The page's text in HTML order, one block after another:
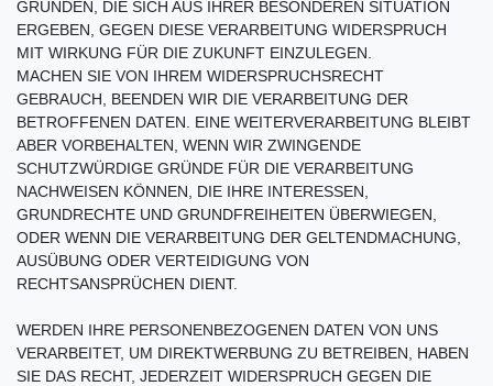
GRÜNDEN, DIE SICH AUS IHRER BESONDEREN SITUATION
ERGEBEN, GEGEN DIESE VERARBEITUNG WIDERSPRUCH
MIT WIRKUNG FÜR DIE ZUKUNFT EINZULEGEN.
MACHEN SIE VON IHREM WIDERSPRUCHSRECHT
GEBRAUCH, BEENDEN WIR DIE VERARBEITUNG DER
BETROFFENEN DATEN. EINE WEITERVERARBEITUNG BLEIBT
ABER VORBEHALTEN, WENN WIR ZWINGENDE
SCHUTZWÜRDIGE GRÜNDE FÜR DIE VERARBEITUNG
NACHWEISEN KÖNNEN, DIE IHRE INTERESSEN,
GRUNDRECHTE UND GRUNDFREIHEITEN ÜBERWIEGEN,
ODER WENN DIE VERARBEITUNG DER GELTENDMACHUNG,
AUSÜBUNG ODER VERTEIDIGUNG VON
RECHTSANSPRÜCHEN DIENT.
WERDEN IHRE PERSONENBEZOGENEN DATEN VON UNS
VERARBEITET, UM DIREKTWERBUNG ZU BETREIBEN, HABEN
SIE DAS RECHT, JEDERZEIT WIDERSPRUCH GEGEN DIE